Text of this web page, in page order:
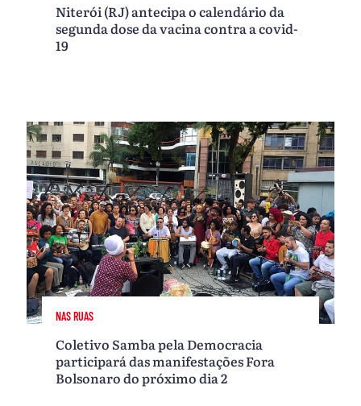
Niterói (RJ) antecipa o calendário da
segunda dose da vacina contra a covid-
19
NAS RUAS
Coletivo Samba pela Democracia
participará das manifestações Fora
Bolsonaro do próximo dia 2